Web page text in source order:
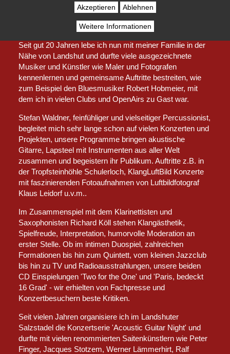
CD 'Lines of Wood' ein. Weitere Aufnahmen folgten, ein
wichtiges Duo für mich mit dem Kontrabassisten Walter
Jungwirth präsentierte Musik aus eigener Feder.
Seit gut 20 Jahren lebe ich nun mit meiner Familie in der
Nähe von Landshut und durfte viele ausgezeichnete
Musiker und Künstler wie Maler und Fotografen
kennenlernen und gemeinsame Auftritte bestreiten, wie
zum Beispiel den Bluesmusiker Robert Hobmeier, mit
dem ich in vielen Clubs und OpenAirs zu Gast war.
Stefan Waldner, feinfühliger und vielseitiger Percussionist,
begleitet mich sehr lange schon auf vielen Konzerten und
Projekten, unsere Programme bringen akustische
Gitarre, Lapsteel mit Instrumenten aus aller Welt
zusammen und begeistern ihr Publikum. Auftritte z.B. in
der Tropfsteinhöhle Schulerloch, KlangLuftBild Konzerte
mit faszinierenden Fotoaufnahmen von Luftbildfotograf
Klaus Leidorf u.v.m..
Im Zusammenspiel mit dem Klarinettisten und
Saxophonisten Richard Köll stehen Klangästhetik,
Spielfreude, Interpretation, humorvolle Moderation an
erster Stelle. Ob im intimen Duospiel, zahlreichen
Formationen bis hin zum Quintett, vom kleinen Jazzclub
bis hin zu TV und Radioausstrahlungen, unsere beiden
CD Einspielungen 'Two for the One' und 'Paris, bedeckt
16 Grad' - wir erhielten von Fachpresse und
Konzertbesuchern beste Kritiken.
Seit vielen Jahren organisiere ich im Landshuter
Salzstadel die Konzertserie 'Acoustic Guitar Night' und
durfte mit vielen renommierten Saitenkünstlern wie Peter
Finger, Jacques Stotzem, Werner Lämmerhirt, Ralf
Akzeptieren Ablehnen
Weitere Informationen